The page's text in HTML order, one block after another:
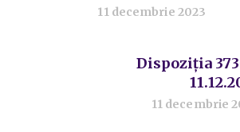
11 decembrie 2023
Dispoziția
11 decembrie